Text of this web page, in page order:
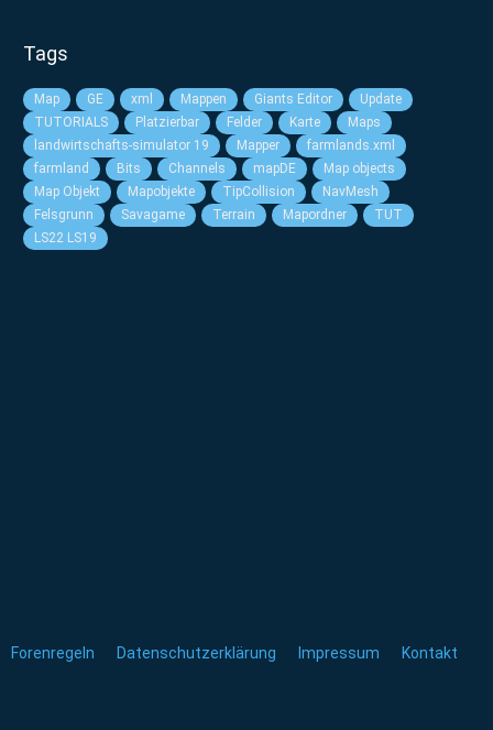
Tags
Map GE xml Mappen Giants Editor
Update
TUTORIALS
Platzierbar Felder Karte
Maps
landwirtschafts-simulator 19
Mapper
farmlands.xml
farmland
Bits Channels mapDE
Map objects
Map Objekt
Mapobjekte TipCollision
NavMesh
Felsgrunn
Savagame Terrain Mapordner
TUT
LS22 LS19
Forenregeln Datenschutzerklärung Impressum Kontakt